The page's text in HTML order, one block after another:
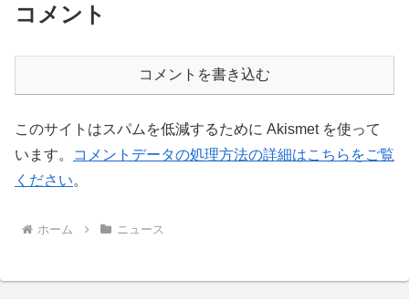
コメント
コメントを書き込む
このサイトはスパムを低減するために Akismet を使って
います。
コメントデータの処理方法の詳細はこちらをご覧
ください。
ホーム ニュース